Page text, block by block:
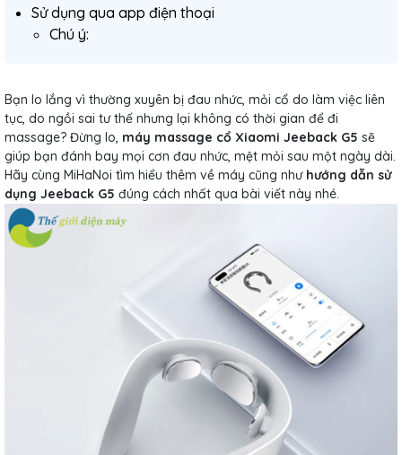
Sử dụng qua app điện thoại
Chú ý:
Bạn lo lắng vì thường xuyên bị đau nhức, mỏi cổ do làm việc liên
tục, do ngồi sai tư thế nhưng lại không có thời gian để đi
massage? Đừng lo, máy massage cổ Xiaomi Jeeback G5 sẽ
giúp bạn đánh bay mọi cơn đau nhức, mệt mỏi sau một ngày dài.
Hãy cùng MiHaNoi tìm hiểu thêm về máy cũng như hướng dẫn sử
dụng Jeeback G5 đúng cách nhất qua bài viết này nhé.